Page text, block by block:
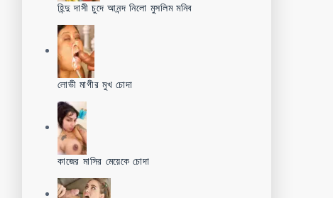
হিন্দু দাসী চুদে আনন্দ নিলো মুসলিম মনিব
লোভী মাগীর মুখ চোদা
কাজের মাসির মেয়েকে চোদা